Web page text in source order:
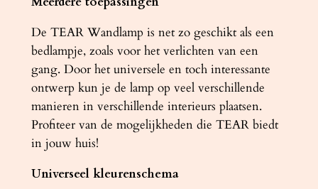
De TEAR Wandlamp is net zo geschikt als een
bedlampje, zoals voor het verlichten van een
gang. Door het universele en toch interessante
ontwerp kun je de lamp op veel verschillende
manieren in verschillende interieurs plaatsen.
Profiteer van de mogelijkheden die TEAR biedt
in jouw huis!
Universeel kleurenschema